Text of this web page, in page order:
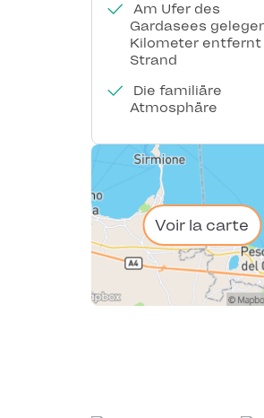
Am Ufer des
Gardasees
Kilometer entfernt
Strand
Die familiäre
Atmosphäre
Voir la carte